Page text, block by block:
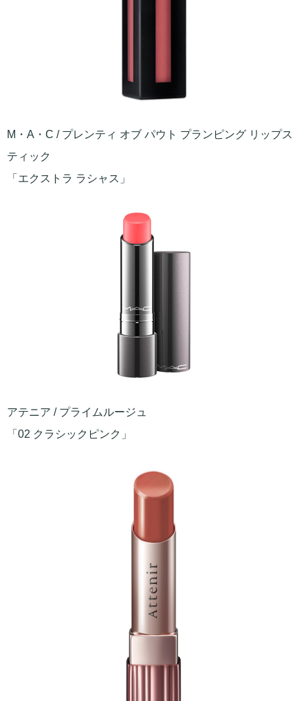
M・A・C / プレンティ オブ パウト プランピング リップス
ティック
「エクストラ ラシャス」
アテニア / プライムルージュ
「02 クラシックピンク」